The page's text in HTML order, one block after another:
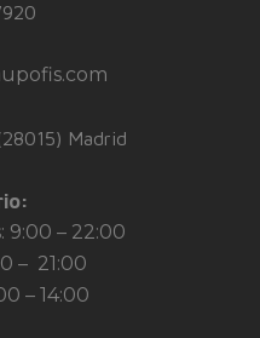
Madrid
9:00 – 22:00
– 21:00
– 14:00